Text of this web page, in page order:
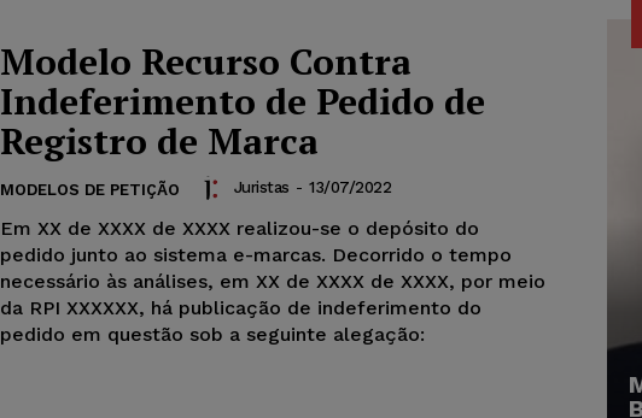
Modelo Recurso Contra
Indeferimento de Pedido de
Registro de Marca
MODELOS DE PETIÇÃO Juristas - 13/07/2022
Em XX de XXXX de XXXX realizou-se o depósito do
pedido junto ao sistema e-marcas. Decorrido o tempo
necessário às análises, em XX de XXXX de XXXX, por meio
da RPI XXXXXX, há publicação de indeferimento do
pedido em questão sob a seguinte alegação: